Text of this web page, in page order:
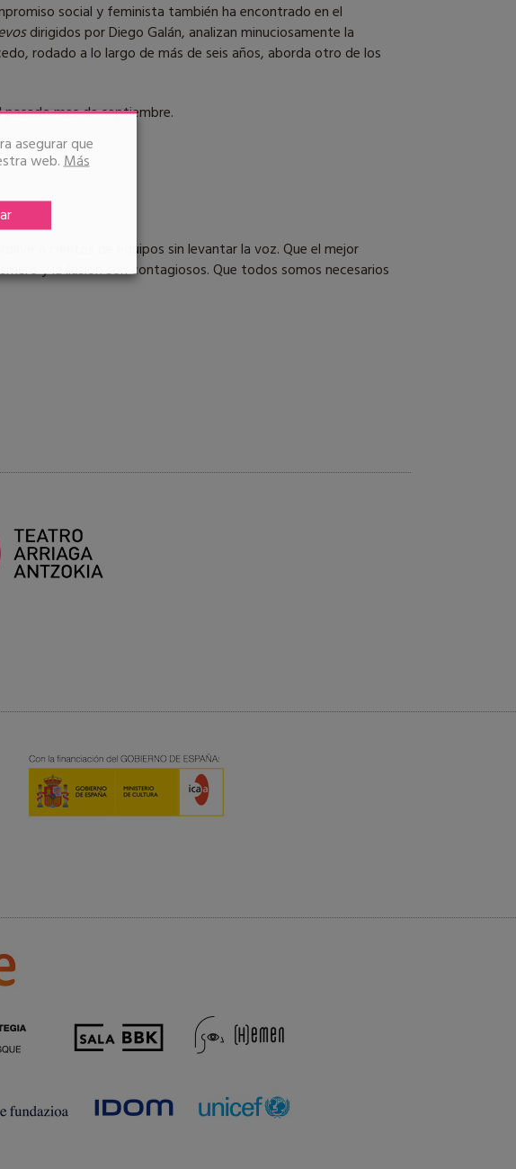
social y feminista también ha encontrado en el
dirigidos por Diego Galán, analizan minuciosamente la
rodado a lo largo de más de seis años, aborda otro de los
pasado mes de septiembre.
a cientos de equipos sin levantar la voz. Que el mejor
y la ilusión son contagiosos. Que todos somos necesarios
asegurar que
web.Más